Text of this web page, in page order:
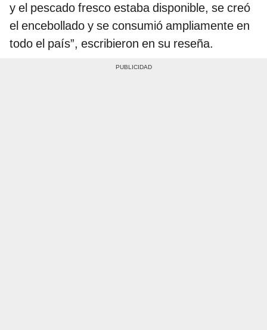
y el pescado fresco estaba disponible, se creó
el encebollado y se consumió ampliamente en
todo el país”, escribieron en su reseña.